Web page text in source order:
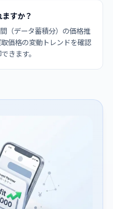
すか？
（データ蓄積分）の価格推
価格の変動トレンドを確認
きます。